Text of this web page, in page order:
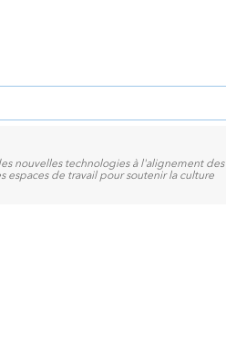
nouvelles technologies à l'alignement des
espaces de travail pour soutenir la culture